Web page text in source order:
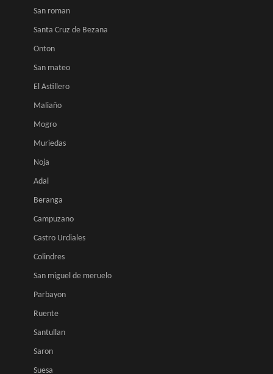
San roman
Santa Cruz de Bezana
Onton
San mateo
El Astillero
Maliaño
Mogro
Muriedas
Noja
Adal
Beranga
Campuzano
Castro Urdiales
Colindres
San miguel de meruelo
Parbayon
Ruente
Santullan
Saron
Suesa